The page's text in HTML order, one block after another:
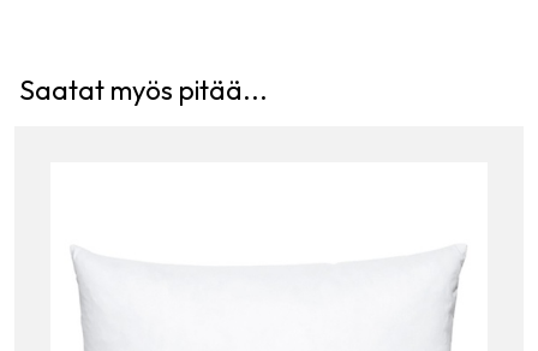
Saatat myös pitää...